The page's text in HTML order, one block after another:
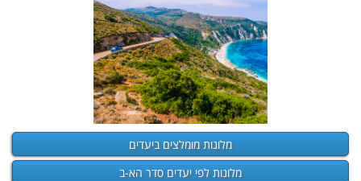
מלונות מומלצים ביעדים
מלונות לפי יעדים סדר הא-ב